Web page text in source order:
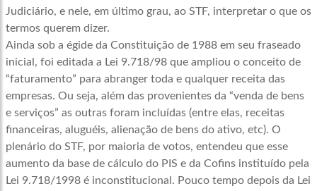
Judiciário, e nele, em último grau, ao STF, interpretar o que os
termos querem dizer.
Ainda sob a égide da Constituição de 1988 em seu fraseado
inicial, foi editada a Lei 9.718/98 que ampliou o conceito de
“faturamento” para abranger toda e qualquer receita das
empresas. Ou seja, além das provenientes da “venda de bens
e serviços” as outras foram incluídas (entre elas, receitas
financeiras, aluguéis, alienação de bens do ativo, etc). O
plenário do STF, por maioria de votos, entendeu que esse
aumento da base de cálculo do PIS e da Cofins instituído pela
Lei 9.718/1998 é inconstitucional. Pouco tempo depois da Lei